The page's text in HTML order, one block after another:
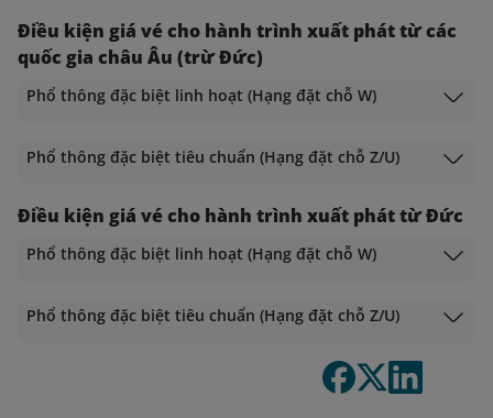
Điều kiện giá vé cho hành trình xuất phát từ các
quốc gia châu Âu (trừ Đức)
Phổ thông đặc biệt linh hoạt (Hạng đặt chỗ W)
Phổ thông đặc biệt tiêu chuẩn (Hạng đặt chỗ Z/U)
Điều kiện giá vé cho hành trình xuất phát từ Đức
Phổ thông đặc biệt linh hoạt (Hạng đặt chỗ W)
Phổ thông đặc biệt tiêu chuẩn (Hạng đặt chỗ Z/U)